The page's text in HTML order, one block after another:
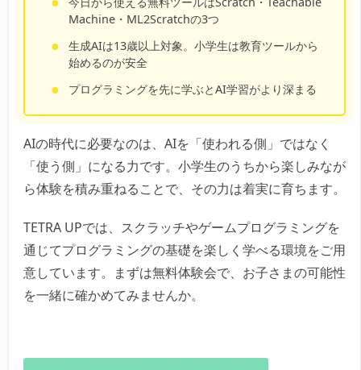
Machine・ML2Scratchの3つ
生成AIは13歳以上対象。小学生は教育ツールから
始めるのが安全
プログラミングを先に学ぶとAI学習がより深まる
AIの時代に必要なのは、AIを「使われる側」ではなく
「使う側」になる力です。小学生のうちから楽しみなが
ら体験を積み重ねることで、その力は着実に育ちます。
TETRA UPでは、スクラッチやゲームプログラミングを
通じてプログラミングの基礎を楽しく学べる環境をご用
意しています。まずは無料体験会で、お子さまの可能性
を一緒に確かめてみませんか。